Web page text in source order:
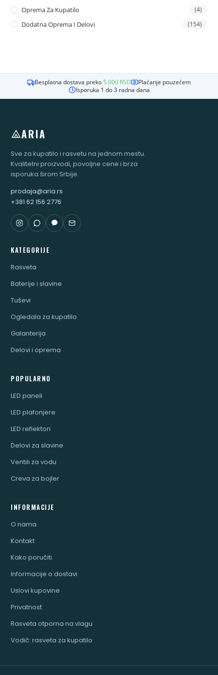
Oprema Za Kupatilo (4)
Dodatna Oprema I Delovi (154)
Besplatna dostava preko 5.000 RSD
Plaćanje pouzećem
Isporuka 1 do 3 radna dana
ARIA
Sve za kupatilo i rasvetu na jednom mestu.
Kvalitetni proizvodi, povoljne cene i brza
isporuka širom Srbije.
prodaja@aria.rs
+381 62 156 2776
KATEGORIJE
Rasveta
Baterije i slavine
Tuševi
Ogledala za kupatilo
Galanterija
Delovi i oprema
POPULARNO
LED paneli
LED plafonjere
LED reflektori
Delovi za slavine
Ventili za vodu
Creva za bojler
INFORMACIJE
O nama
Kontakt
Kako poručiti
Informacije o dostavi
Uslovi kupovine
Privatnost
Rasveta otporna na vlagu
Vodič: rasveta za kupatilo